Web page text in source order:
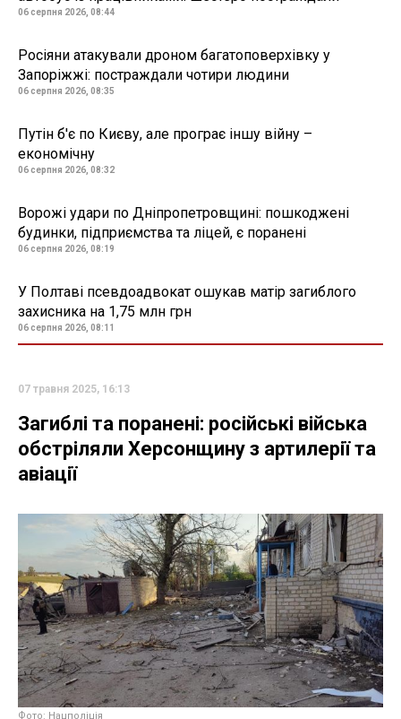
06 серпня 2026, 08:44
Росіяни атакували дроном багатоповерхівку у
Запоріжжі: постраждали чотири людини
06 серпня 2026, 08:35
Путін б'є по Києву, але програє іншу війну –
економічну
06 серпня 2026, 08:32
Ворожі удари по Дніпропетровщині: пошкоджені
будинки, підприємства та ліцей, є поранені
06 серпня 2026, 08:19
У Полтаві псевдоадвокат ошукав матір загиблого
захисника на 1,75 млн грн
06 серпня 2026, 08:11
07 травня 2025, 16:13
Загиблі та поранені: російські війська
обстріляли Херсонщину з артилерії та
авіації
Фото: Нацполіція